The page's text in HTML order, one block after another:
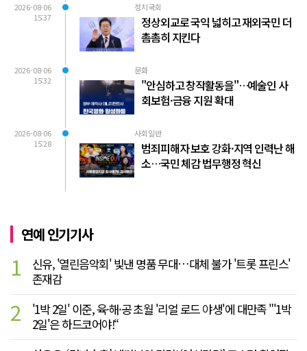
2026-08-06
15:37
정치국회
정상외교로 국익 넓히고 재외국민 더
촘촘히 지킨다
2026-08-06
15:32
문화
"안심하고 창작활동을"…예술인 사
회보험·금융 지원 확대
2026-08-06
15:28
사회일반
범죄피해자 보호 강화·지역 인력난 해
소…국민 체감 법무행정 혁신
연예 인기기사
1
신유, '열린음악회' 빛낸 명품 무대…대체 불가 '트롯 프린스'
존재감
2
'1박 2일' 이준, 육·해·공 초월 '리얼 로드 야생'에 대만족 "'1박
2일'은 하드코어야!“